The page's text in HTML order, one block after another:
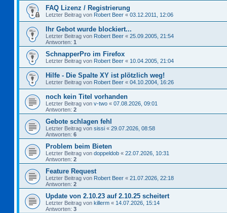
FAQ Lizenz / Registrierung
Letzter Beitrag von Robert Beer « 03.12.2011, 12:06
Ihr Gebot wurde blockiert...
Letzter Beitrag von Robert Beer « 25.09.2005, 21:54
Antworten: 1
SchnapperPro im Firefox
Letzter Beitrag von Robert Beer « 10.04.2005, 21:04
Hilfe - Die Spalte XY ist plötzlich weg!
Letzter Beitrag von Robert Beer « 04.10.2004, 16:26
noch kein Titel vorhanden
Letzter Beitrag von v-two « 07.08.2026, 09:01
Antworten: 2
Gebote schlagen fehl
Letzter Beitrag von sissi « 29.07.2026, 08:58
Antworten: 6
Problem beim Bieten
Letzter Beitrag von doppeldob « 22.07.2026, 10:31
Antworten: 2
Feature Request
Letzter Beitrag von Robert Beer « 21.07.2026, 22:18
Antworten: 2
Update von 2.10.23 auf 2.10.25 scheitert
Letzter Beitrag von killerm « 14.07.2026, 15:14
Antworten: 3